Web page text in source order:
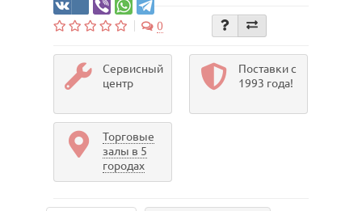
0
Сервисный
центр
Поставки с
1993 года!
Торговые
залы в 5
городах